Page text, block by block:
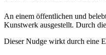
An einem öffentlichen und
Kunstwerk ausgestellt. Durch
Dieser Nudge wirkt durch eine